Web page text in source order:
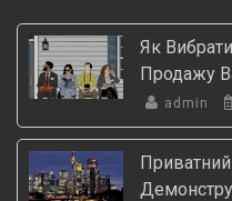
Як
Продажу
admin